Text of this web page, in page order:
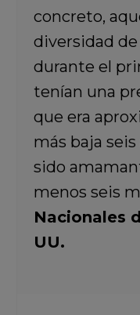
concreto,
diversidad
durante el
tenían una
que era
más baja
sido
menos seis
Nacionales
UU.